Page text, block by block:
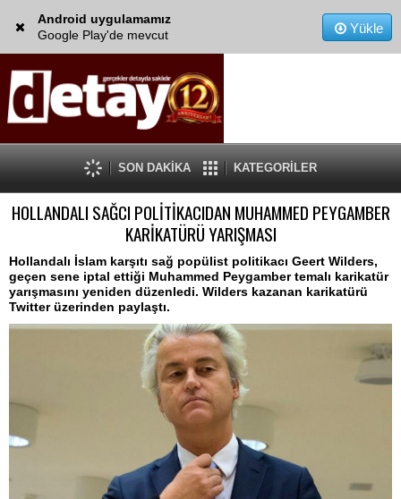
Android uygulamamız
Google Play'de mevcut
Yükle
SON DAKİKA KATEGORİLER
HOLLANDALI SAĞCI POLİTİKACIDAN MUHAMMED PEYGAMBER
KARİKATÜRÜ YARIŞMASI
Hollandalı İslam karşıtı sağ popülist politikacı Geert Wilders,
geçen sene iptal ettiği Muhammed Peygamber temalı karikatür
yarışmasını yeniden düzenledi. Wilders kazanan karikatürü
Twitter üzerinden paylaştı.